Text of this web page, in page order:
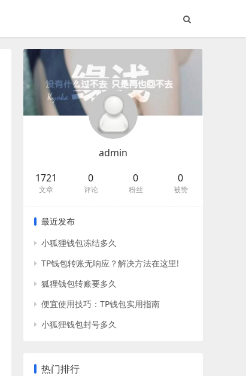
admin
1721
文章
0
评论
0
粉丝
0
被赞
最近发布
小狐狸钱包冻结多久
TP钱包转账无响应？解决方法在这里!
狐狸钱包转账要多久
便宜使用技巧：TP钱包实用指南
小狐狸钱包封号多久
热门排行